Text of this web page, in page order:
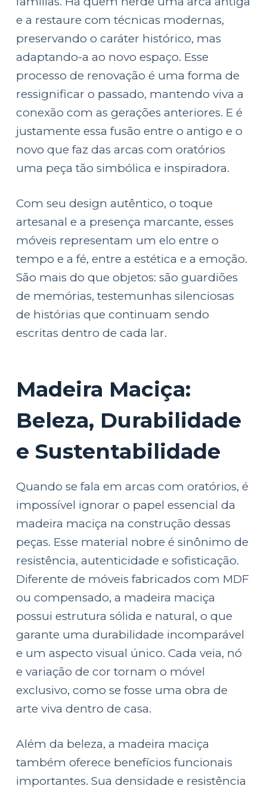
e a restaure com técnicas modernas,
preservando o caráter histórico, mas
adaptando-a ao novo espaço. Esse
processo de renovação é uma forma de
ressignificar o passado, mantendo viva a
conexão com as gerações anteriores. E é
justamente essa fusão entre o antigo e o
novo que faz das arcas com oratórios
uma peça tão simbólica e inspiradora.
Com seu design autêntico, o toque
artesanal e a presença marcante, esses
móveis representam um elo entre o
tempo e a fé, entre a estética e a emoção.
São mais do que objetos: são guardiões
de memórias, testemunhas silenciosas
de histórias que continuam sendo
escritas dentro de cada lar.
Madeira Maciça:
Beleza, Durabilidade
e Sustentabilidade
Quando se fala em arcas com oratórios, é
impossível ignorar o papel essencial da
madeira maciça na construção dessas
peças. Esse material nobre é sinônimo de
resistência, autenticidade e sofisticação.
Diferente de móveis fabricados com MDF
ou compensado, a madeira maciça
possui estrutura sólida e natural, o que
garante uma durabilidade incomparável
e um aspecto visual único. Cada veia, nó
e variação de cor tornam o móvel
exclusivo, como se fosse uma obra de
arte viva dentro de casa.
Além da beleza, a madeira maciça
também oferece benefícios funcionais
importantes. Sua densidade e resistência